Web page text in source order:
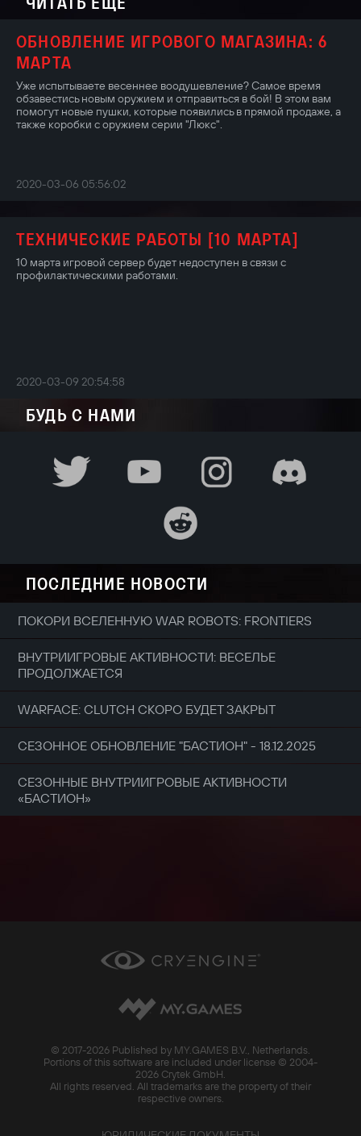
ОБНОВЛЕНИЕ ИГРОВОГО МАГАЗИНА: 6
МАРТА
Уже испытываете весеннее воодушевление? Самое время
обзавестись новым оружием и отправиться в бой! В этом вам
помогут новые пушки, которые появились в прямой продаже, а
также коробки с оружием серии "Люкс".
2020-03-06 05:56:02
ТЕХНИЧЕСКИЕ РАБОТЫ [10 МАРТА]
10 марта игровой сервер будет недоступен в связи с
профилактическими работами.
2020-03-09 20:54:58
БУДЬ С НАМИ
ПОСЛЕДНИЕ НОВОСТИ
ПОКОРИ ВСЕЛЕННУЮ WAR ROBOTS: FRONTIERS
ВНУТРИИГРОВЫЕ АКТИВНОСТИ: ВЕСЕЛЬЕ
ПРОДОЛЖАЕТСЯ
WARFACE: CLUTCH СКОРО БУДЕТ ЗАКРЫТ
СЕЗОННОЕ ОБНОВЛЕНИЕ "БАСТИОН" - 18.12.2025
СЕЗОННЫЕ ВНУТРИИГРОВЫЕ АКТИВНОСТИ
«БАСТИОН»
© 2017-2026 Published by MY.GAMES B.V., Netherlands.
Portions of this software are included under license © 2004-
2026 Crytek GmbH.
All rights reserved. All trademarks are the property of their
respective owners.